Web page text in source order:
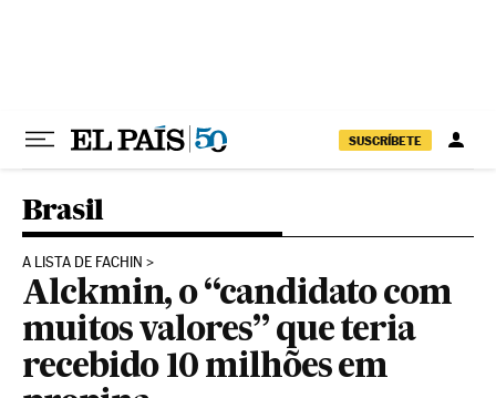
SUSCRÍBETE
Brasil
A LISTA DE FACHIN
Alckmin, o “candidato com
muitos valores” que teria
recebido 10 milhões em